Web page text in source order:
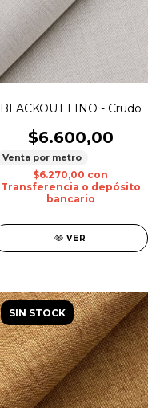
BLACKOUT LINO - Crudo
$6.600,00
Venta por metro
$6.270,00 con
Transferencia o depósito
bancario
VER
SIN STOCK